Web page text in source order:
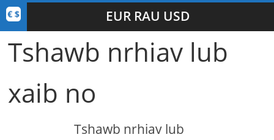
EUR RAU USD
Tshawb nrhiav lub
xaib no
Tshawb nrhiav lub